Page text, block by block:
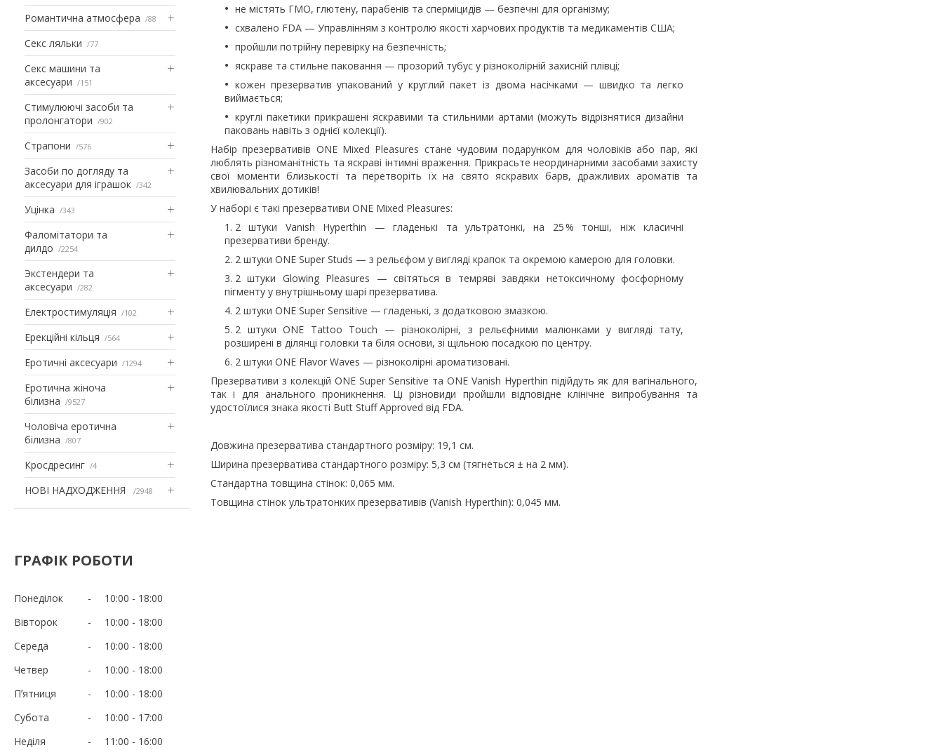
Романтична атмосфера 88
Секс ляльки 77
Секс машини та
аксесуари
151
Стимулюючі засоби та
пролонгатори
902
Страпони 576
Засоби по догляду та
аксесуари для іграшок
342
Уцінка 343
Фаломітатори та
дилдо
2254
Экстендери та
аксесуари
282
Електростимуляція 102
Ерекційні кільця 564
Еротичні аксесуари 1294
Еротична жіноча
білизна
9527
Чоловіча еротична
білизна
807
Кросдресинг 4
НОВІ НАДХОДЖЕННЯ 2948
ГРАФІК РОБОТИ
Понеділок 10:00
18:00
Вівторок
10:00
18:00
Середа
10:00
18:00
Четвер
10:00
18:00
Пʼятниця
10:00
18:00
Субота
10:00
17:00
Неділя
11:00 16:00
не містять ГМО, глютену, парабенів та сперміцидів — безпечні для організму;
схвалено FDA — Управлінням з контролю якості харчових продуктів та медикаментів США;
пройшли потрійну перевірку на безпечність;
яскраве та стильне паковання — прозорий тубус у різноколірній захисній плівці;
кожен презерватив упакований у круглий пакет із двома насічками — швидко та легко
виймається;
круглі пакетики прикрашені яскравими та стильними артами (можуть відрізнятися дизайни
паковань навіть з однієї колекції).
Набір презервативів ONE Mixed Pleasures стане чудовим подарунком для чоловіків або пар, які
люблять різноманітність та яскраві інтимні враження. Прикрасьте неординарними засобами захисту
свої моменти близькості та перетворіть їх на свято яскравих барв, дражливих ароматів та
хвилювальних дотиків!
У наборі є такі презервативи ONE Mixed Pleasures:
2 штуки Vanish Hyperthin — гладенькі та ультратонкі, на 25 % тонші, ніж класичні
презервативи бренду.
2 штуки ONE Super Studs — з рельєфом у вигляді крапок та окремою камерою для головки.
2 штуки Glowing Pleasures — світяться в темряві завдяки нетоксичному фосфорному
пігменту у внутрішньому шарі презерватива.
2 штуки ONE Super Sensitive — гладенькі, з додатковою змазкою.
2 штуки ONE Tattoo Touch — різноколірні, з рельєфними малюнками у вигляді тату,
розширені в ділянці головки та біля основи, зі щільною посадкою по центру.
2 штуки ONE Flavor Waves — різноколірні ароматизовані.
Презервативи з колекцій ONE Super Sensitive та ONE Vanish Hyperthin підійдуть як для вагінального,
так і для анального проникнення. Ці різновиди пройшли відповідне клінічне випробування та
удостоїлися знака якості Butt Stuff Approved від FDA.
Довжина презерватива стандартного розміру: 19,1 см.
Ширина презерватива стандартного розміру: 5,3 см (тягнеться ± на 2 мм).
Стандартна товщина стінок: 0,065 мм.
Товщина стінок ультратонких презервативів (Vanish Hyperthin): 0,045 мм.